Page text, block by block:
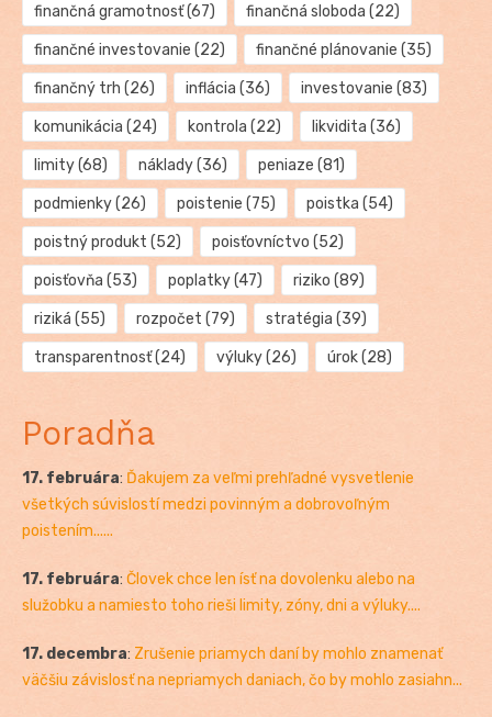
finančná gramotnosť(67) finančná sloboda (22)
finančné investovanie (22) finančné plánovanie (35)
finančný trh (26) inflácia (36) investovanie (83)
komunikácia (24) kontrola (22) likvidita (36)
limity(68) náklady(36) peniaze (81)
podmienky(26) poistenie (75) poistka (54)
poistný produkt (52) poisťovníctvo (52)
poisťovňa (53) poplatky(47) riziko (89)
riziká (55) rozpočet (79) stratégia (39)
transparentnosť(24) výluky(26) úrok(28)
Poradňa
17. februára: Ďakujem za veľmi prehľadné vysvetlenie
všetkých súvislostí medzi povinným a dobrovoľným
poistením......
17. februára: Človek chce len ísť na dovolenku alebo na
služobku a namiesto toho rieši limity, zóny, dni a výluky....
17. decembra: Zrušenie priamych daní by mohlo znamenať
väčšiu závislosť na nepriamych daniach, čo by mohlo zasiahn...